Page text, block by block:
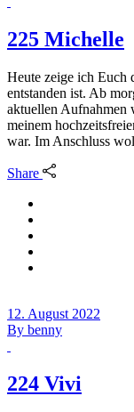
225 Michelle
Heute zeige ich Euch
entstanden ist. Ab
aktuellen Aufnahmen
meinem
war. Im Anschluss
Share
12. August 2022
By benny
224 Vivi